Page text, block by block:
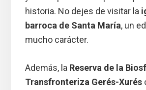
historia. No dejes de visitar la
barroca de Santa María, un
mucho carácter.
Además, la Reserva de la
Transfronteriza Gerés-Xurés